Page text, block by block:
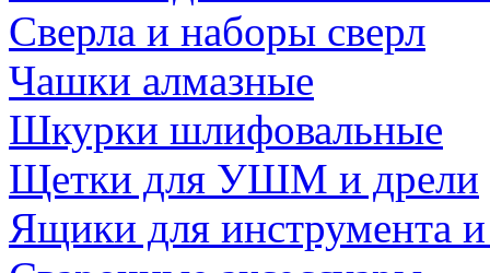
Сверла и наборы сверл
Чашки алмазные
Шкурки шлифовальные
Щетки для УШМ и дрели
Ящики для инструмента